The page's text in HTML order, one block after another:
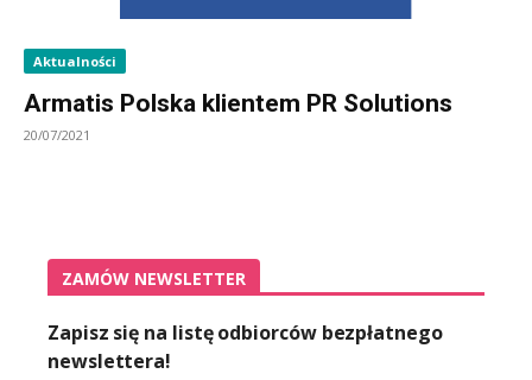
Aktualności
Armatis Polska klientem PR Solutions
20/07/2021
ZAMÓW NEWSLETTER
Zapisz się na listę odbiorców bezpłatnego
newslettera!